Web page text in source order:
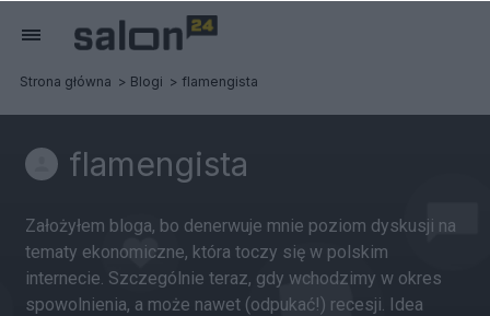
Strona główna Blogi flamengista
flamengista
Założyłem bloga, bo denerwuje mnie poziom dyskusji na
tematy ekonomiczne, która toczy się w polskim
internecie. Szczególnie teraz, gdy wchodzimy w okres
spowolnienia, a może nawet (odpukać!) recesji. Idea